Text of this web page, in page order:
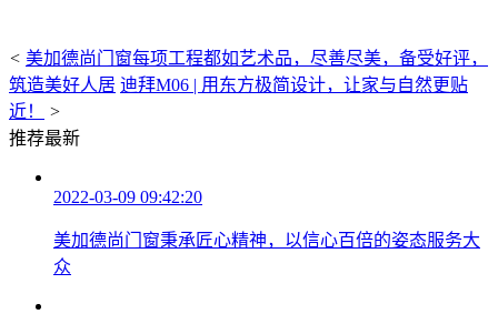
< 美加德尚门窗每项工程都如艺术品，尽善尽美，备受好评，
筑造美好人居 迪拜M06 | 用东方极简设计，让家与自然更贴
近！
>
推荐最新
2022-03-09 09:42:20
美加德尚门窗秉承匠心精神，以信心百倍的姿态服务大
众